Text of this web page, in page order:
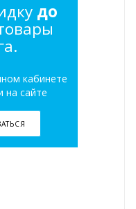
до
кабинете
на сайте